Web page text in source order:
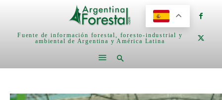
Fuente de información forestal, foresto-industrial y
ambiental de Argentina y América Latina